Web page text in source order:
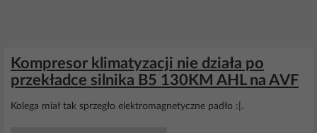
Kompresor klimatyzacji nie działa po
przekładce silnika B5 130KM AHL na AVF
Kolega miał tak sprzegło elektromagnetyczne padło :|.